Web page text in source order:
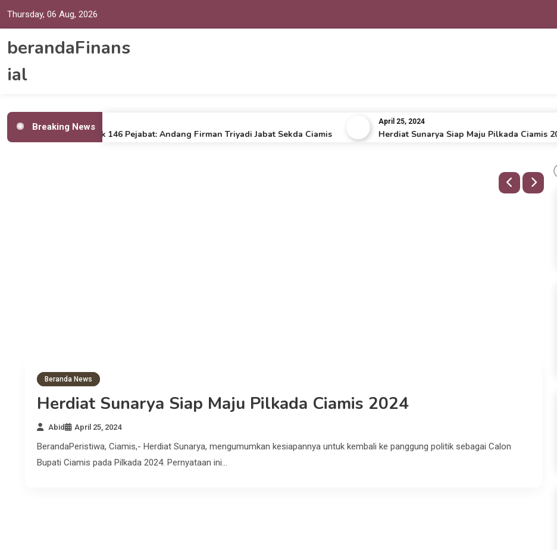
Thursday, 06 Aug, 2026
berandaFinans
ial
Breaking News
April 19, 2024
Bupati Ciamis Lantik 146 Pejabat: Andang Firman Triyadi Jabat Sekda Ciamis
April 25, 2024
Herdiat Sunarya Siap Maju Pilkada Ciamis 2024
Beranda News
Herdiat Sunarya Siap Maju Pilkada Ciamis 2024
Abid April 25, 2024
BerandaPeristiwa, Ciamis,- Herdiat Sunarya, mengumumkan kesiapannya untuk kembali ke panggung politik sebagai Calon
Bupati Ciamis pada Pilkada 2024. Pernyataan ini…